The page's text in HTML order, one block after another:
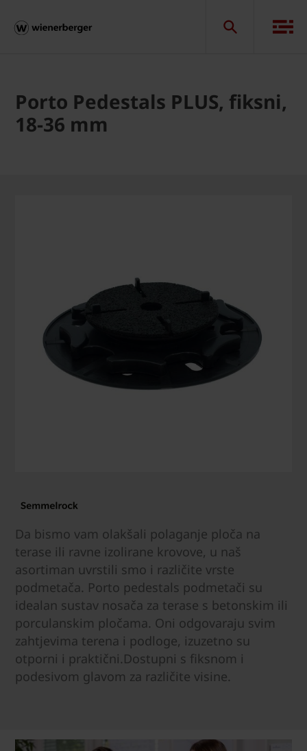
Porto Pedestals PLUS, fiksni,
18-36 mm
Da bismo vam olakšali polaganje ploča na
terase ili ravne izolirane krovove, u naš
asortiman uvrstili smo i različite vrste
podmetača. Porto pedestals podmetači su
idealan sustav nosača za terase s betonskim ili
porculanskim pločama. Oni odgovaraju svim
zahtjevima terena i podloge, izuzetno su
otporni i praktični.Dostupni s fiksnom i
podesivom glavom za različite visine.